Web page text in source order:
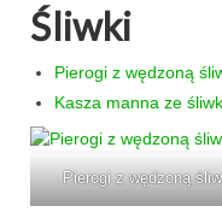
Śliwki
Pierogi z wędzoną
Kasza manna ze
Pierogi z wędzoną